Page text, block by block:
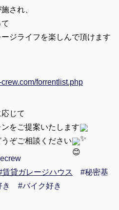
され、
ジライフを楽しんで頂けます
forrentlist.php
じて
をご提案いたします
ぞご相談ください
賃貸ガレージハウス
#秘密基
#バイク好き